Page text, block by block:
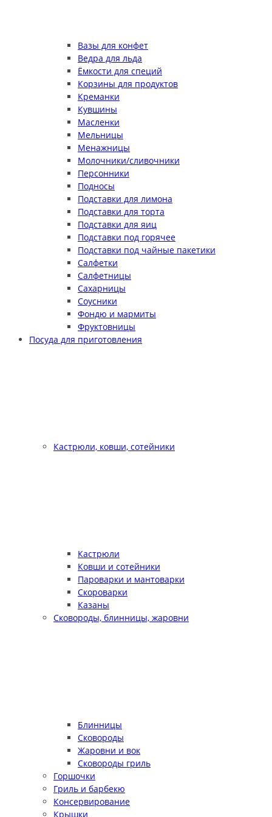
Вазы для конфет
Ведра для льда
Ёмкости для специй
Корзины для продуктов
Креманки
Кувшины
Масленки
Мельницы
Менажницы
Молочники/сливочники
Персонники
Подносы
Подставки для лимона
Подставки для торта
Подставки для яиц
Подставки под горячее
Подставки под чайные пакетики
Салфетки
Салфетницы
Сахарницы
Соусники
Фондю и мармиты
Фруктовницы
Посуда для приготовления
Кастрюли, ковши, сотейники
Кастрюли
Ковши и сотейники
Пароварки и мантоварки
Скороварки
Казаны
Сковороды, блинницы, жаровни
Блинницы
Сковороды
Жаровни и вок
Сковороды гриль
Горшочки
Гриль и барбекю
Консервирование
Крышки